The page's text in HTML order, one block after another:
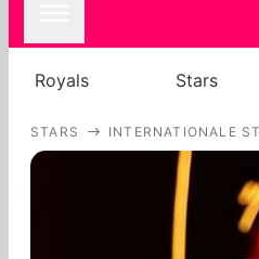
Royals Stars
STARS INTERNATIONALE